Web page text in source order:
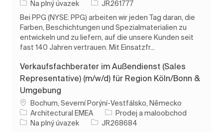
Typ úlohy
Na plný úvazek ID úlohy
JR261777
Bei PPG (NYSE: PPG) arbeiten wir jeden Tag daran, die
Farben, Beschichtungen und Spezialmaterialien zu
entwickeln und zu liefern, auf die unsere Kunden seit
fast 140 Jahren vertrauen. Mit Einsatzfr...
Verkaufsfachberater im Außendienst (Sales
Representative) (m/w/d) für Region Köln/Bonn &
Umgebung
Umístění
Bochum, Severní Porýní-Vestfálsko, Německo
Architectural EMEA
Kategorie
Prodej a maloobchod
Typ úlohy
Na plný úvazek ID úlohy
JR268684